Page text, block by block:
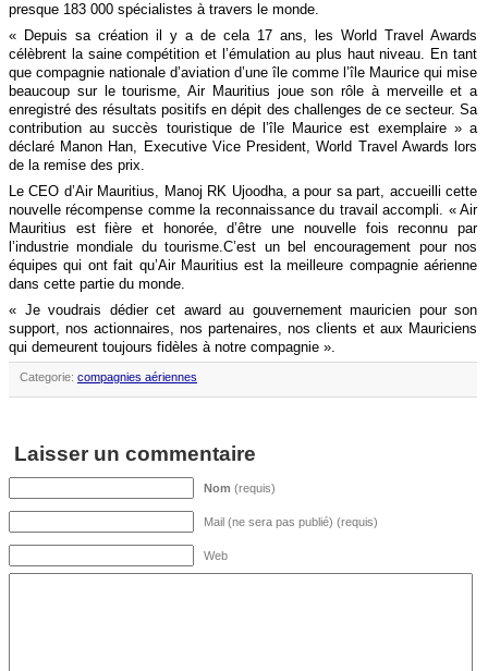
presque 183 000 spécialistes à travers le monde.
« Depuis sa création il y a de cela 17 ans, les World Travel Awards
célèbrent la saine compétition et l’émulation au plus haut niveau. En tant
que compagnie nationale d’aviation d’une île comme l’île Maurice qui mise
beaucoup sur le tourisme, Air Mauritius joue son rôle à merveille et a
enregistré des résultats positifs en dépit des challenges de ce secteur. Sa
contribution au succès touristique de l’île Maurice est exemplaire » a
déclaré Manon Han, Executive Vice President, World Travel Awards lors
de la remise des prix.
Le CEO d’Air Mauritius, Manoj RK Ujoodha, a pour sa part, accueilli cette
nouvelle récompense comme la reconnaissance du travail accompli. « Air
Mauritius est fière et honorée, d’être une nouvelle fois reconnu par
l’industrie mondiale du tourisme.C’est un bel encouragement pour nos
équipes qui ont fait qu’Air Mauritius est la meilleure compagnie aérienne
dans cette partie du monde.
« Je voudrais dédier cet award au gouvernement mauricien pour son
support, nos actionnaires, nos partenaires, nos clients et aux Mauriciens
qui demeurent toujours fidèles à notre compagnie ».
Categorie: compagnies aériennes
Laisser un commentaire
Nom (requis)
Mail (ne sera pas publié) (requis)
Web